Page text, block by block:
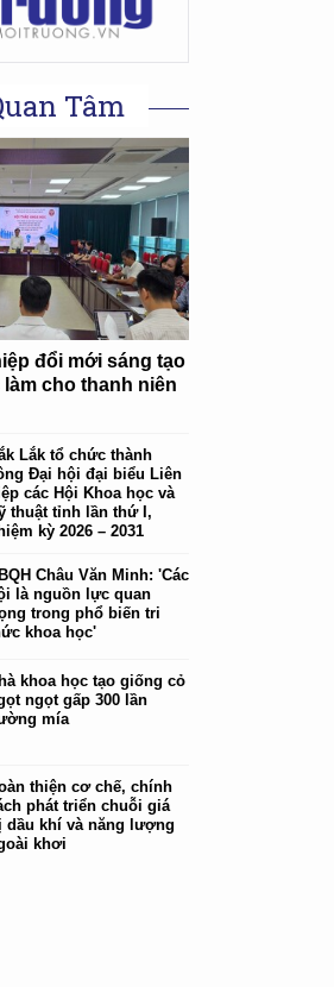
Tâm
đổi mới sáng tạo
cho thanh niên
Lắk tổ chức thành
Đại hội đại biểu Liên
các Hội Khoa học và
thuật tỉnh lần thứ I,
kỳ 2026 – 2031
Châu Văn Minh: 'Các
là nguồn lực quan
trong phổ biến tri
khoa học'
khoa học tạo giống cỏ
ngọt gấp 300 lần
mía
thiện cơ chế, chính
phát triển chuỗi giá
dầu khí và năng lượng
khơi